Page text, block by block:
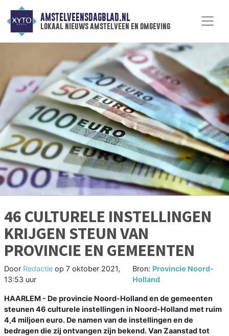
AMSTELVEENSDAGBLAD.NL
lokaal nieuws amstelveen en omgeving
46 CULTURELE INSTELLINGEN
KRIJGEN STEUN VAN
PROVINCIE EN GEMEENTEN
Door Redactie op 7 oktober 2021,
13:53 uur
Bron: Provincie Noord-
Holland
HAARLEM - De provincie Noord-Holland en de gemeenten
steunen 46 culturele instellingen in Noord-Holland met ruim
4,4 miljoen euro. De namen van de instellingen en de
bedragen die zij ontvangen zijn bekend. Van Zaanstad tot